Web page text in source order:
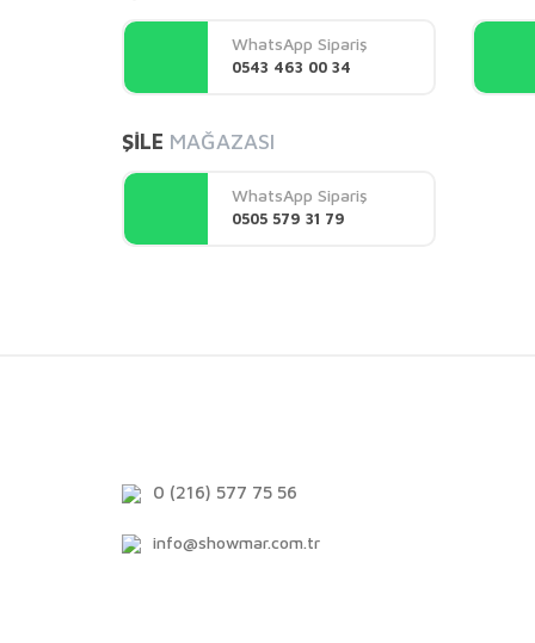
Ürün açıklamasında eksik bilgiler bulunuyor.
Ürün bilgilerinde hatalar bulunuyor.
Ürün fiyatı diğer sitelerden daha pahalı.
Bu ürüne benzer farklı alternatifler olmalı.
WhatsApp Sipariş
0543 463 00 34
ŞİLE MAĞAZASI
WhatsApp Sipariş
0505 579 31 79
0 (216) 577 75 56
info@showmar.com.tr